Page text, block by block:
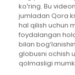
koʻring. Bu
jumladan Qora
hal qilish uchun
foydalangan
bilan
globusni ochish
qolmasligi